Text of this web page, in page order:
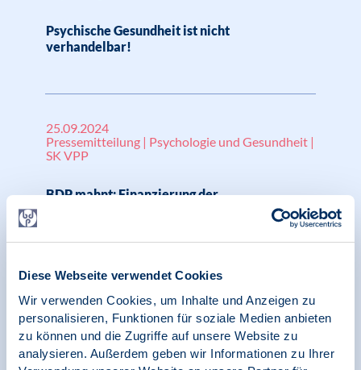
Diese Webseite verwendet Cookies
Wir verwenden Cookies, um Inhalte und Anzeigen zu
personalisieren, Funktionen für soziale Medien anbieten
zu können und die Zugriffe auf unsere Website zu
analysieren. Außerdem geben wir Informationen zu Ihrer
Psychische Gesundheit ist nicht
verhandelbar!
25.09.2024
Pressemitteilung | Psychologie und Gesundheit |
SK VPP
BDP mahnt: Finanzierung der
psychotherapeutischen Weiterbildung trotz
Ausbildungsreform weiterhin nicht geregelt –
auch erste Schiedsverfahren haben keine
24.09.2024
Pressemitteilung | Psychologie und Gesundheit |